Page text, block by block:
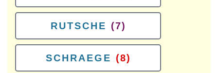
RUTSCHE (7)
SCHRAEGE (8)